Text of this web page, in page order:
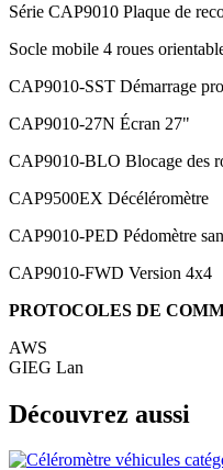
Série CAP9010 Plaque de
Socle mobile 4 roues
CAP9010-SST Démarrage
CAP9010-27N Écran 27"
CAP9010-BLO Blocage des
CAP9500EX Décéléromètre
CAP9010-PED Pédomètre
CAP9010-FWD Version 4x4
PROTOCOLES DE
AWS
GIEG Lan
Découvrez aussi